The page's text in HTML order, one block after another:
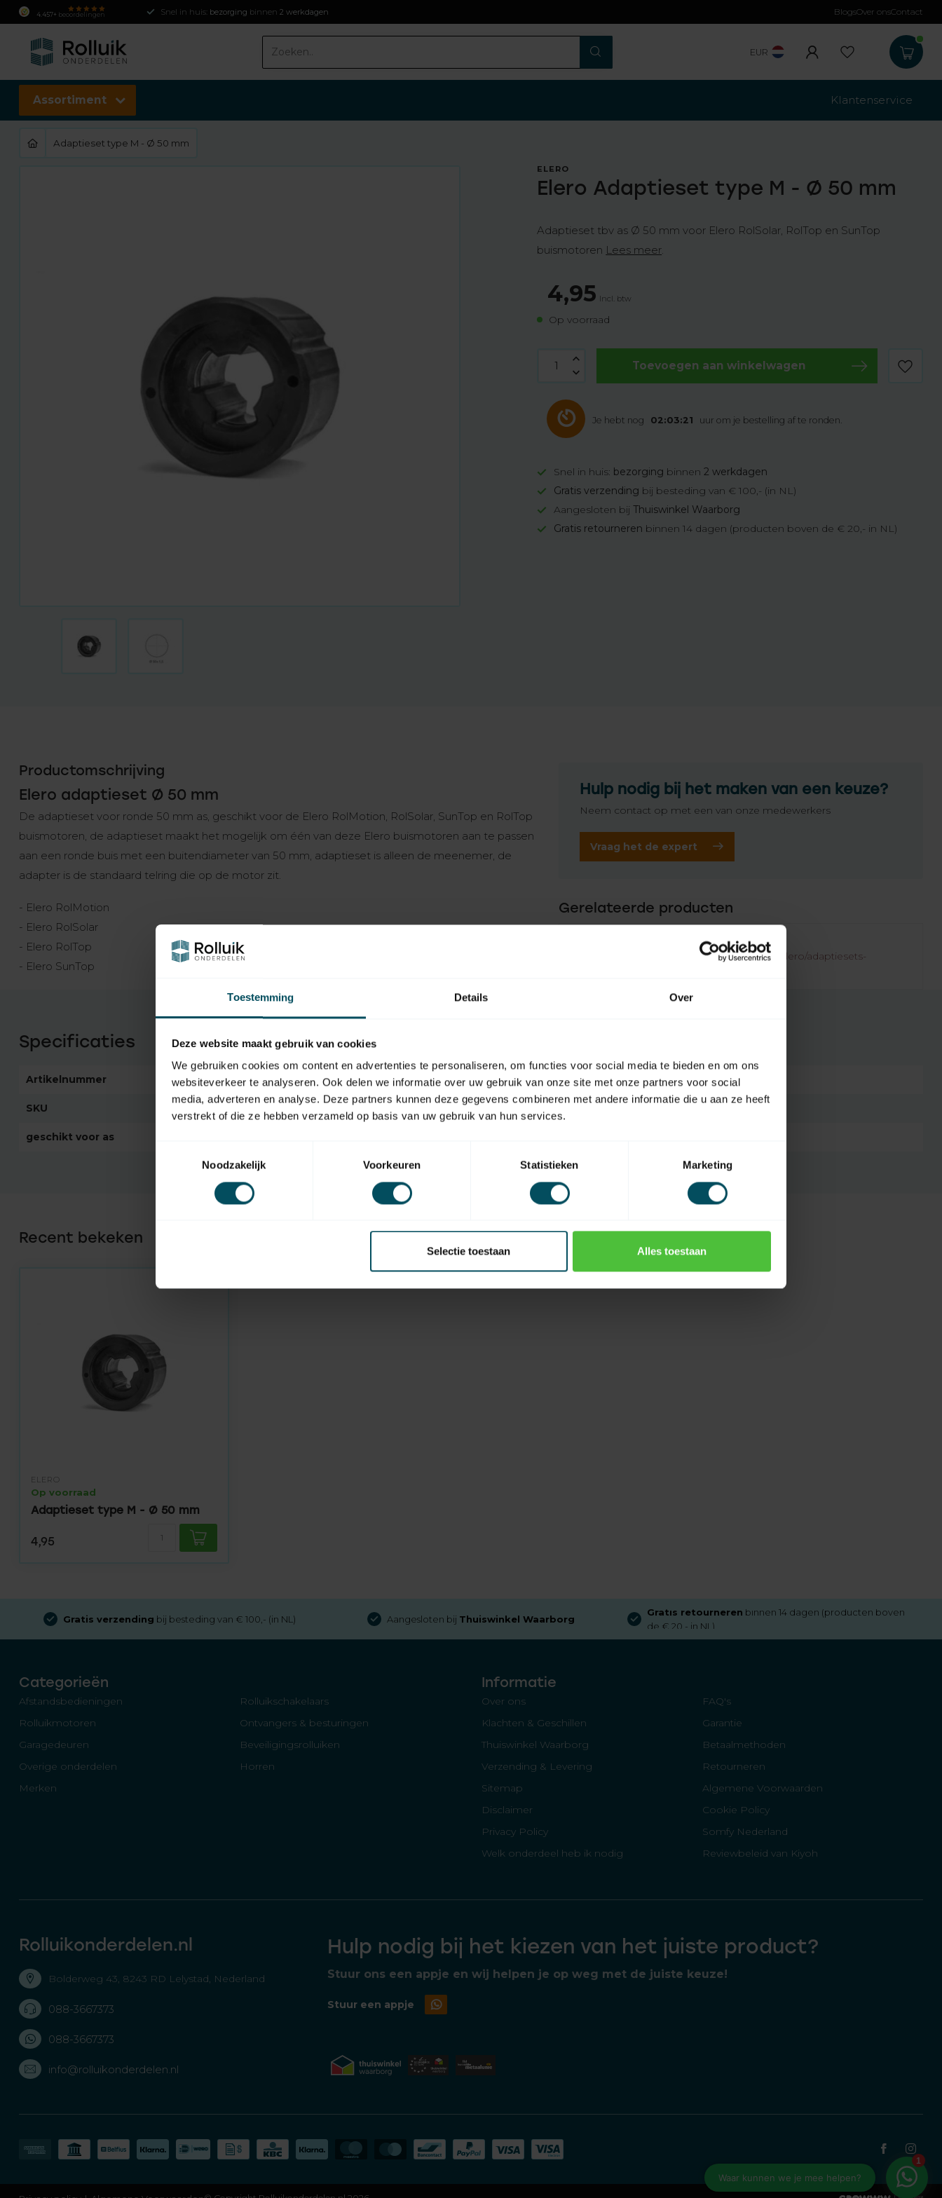
Toestemming Details Over
Deze website maakt gebruik van cookies
We gebruiken cookies om content en advertenties te personaliseren, om functies voor social media te bieden en om ons
websiteverkeer te analyseren. Ook delen we informatie over uw gebruik van onze site met onze partners voor social
media, adverteren en analyse. Deze partners kunnen deze gegevens combineren met andere informatie die u aan ze heeft
verstrekt of die ze hebben verzameld op basis van uw gebruik van hun services.
Noodzakelijk
Voorkeuren Statistieken Marketing
Selectie toestaan Alles toestaan
4.457+ beoordelingen Snel in huis: bezorging binnen 2 werkdagen Gratis verzending
BlogsOver onsContact
EUR
Assortiment Klantenservice
Adaptieset type M - Ø 50 mm
ELERO
Elero Adaptieset type M - Ø 50 mm
Adaptieset tbv as Ø 50 mm voor Elero RolSolar, RolTop en SunTop
buismotoren Lees meer.
4,95 Incl. btw
Op voorraad
Toevoegen aan winkelwagen
Je hebt nog 02:03:20 uur om je bestelling af te ronden.
Snel in huis: bezorging binnen2 werkdagen
Gratis verzending bij besteding van € 100,- (in NL)
Aangesloten bijThuiswinkel Waarborg
Gratis retourneren binnen 14 dagen (producten boven de € 20,- in NL)
Productomschrijving
Elero adaptieset Ø 50 mm
De adaptieset voor ronde 50 mm as, geschikt voor de Elero RolMotion, RolSolar, SunTop en RolTop
buismotoren, de adaptieset maakt het mogelijk om één van deze Elero buismotoren aan te passen
aan een ronde buis met een buitendiameter van 50 mm, adaptieset is alleen de meenemer, de
adapter is de standaard telring die op de motor zit.
- Elero RolMotion
- Elero RolSolar
- Elero RolTop
- Elero SunTop
Hulp nodig bij het maken van een keuze?
Neem contact op met een van onze medewerkers
Vraag het de expert
Gerelateerde producten
https://www.rolluikonderdelen.nl/nl/merken/elero/adaptiesets-
Specificaties
Artikelnummer 5709 EAN Code 7432257868844
SKU
geschikt voor as
Recent bekeken
ELERO
Op voorraad
Adaptieset type M - Ø 50 mm
4,95
Gratis verzending bij besteding van € 100,- (in NL) Aangesloten bij Thuiswinkel Waarborg
Gratis retourneren binnen 14 dagen (producten boven
de € 20,- in NL)
Categorieën
Afstandsbedieningen
Rolluikschakelaars
Rolluikmotoren
Ontvangers & besturingen
Garagedeuren
Beveiligingsrolluiken
Overige onderdelen
Horren
Merken
Informatie
Over ons
FAQ's
Klachten & Geschillen
Garantie
Thuiswinkel Waarborg
Betaalmethoden
Verzending & Levering
Retourneren
Sitemap
Algemene Voorwaarden
Disclaimer
Cookie Policy
Privacy Policy
Somfy Nederland
Welk onderdeel heb ik nodig
Reviewbeleid van Kiyoh
Rolluikonderdelen.nl
Bolderweg 43, 8243 RD Lelystad, Nederland
088-3667373
088-3667373
info@rolluikonderdelen.nl
Hulp nodig bij het kiezen van het juiste product?
Stuur ons een appje en wij helpen je op weg met de juiste keuze!
Stuur een appje